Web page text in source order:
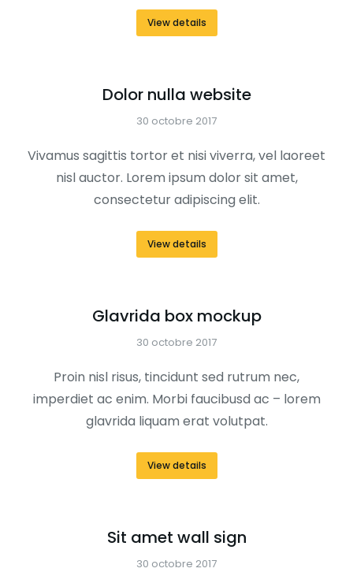
View details
Dolor nulla website
30 octobre 2017
Vivamus sagittis tortor et nisi viverra, vel laoreet
nisl auctor. Lorem ipsum dolor sit amet,
consectetur adipiscing elit.
View details
Glavrida box mockup
30 octobre 2017
Proin nisl risus, tincidunt sed rutrum nec,
imperdiet ac enim. Morbi faucibusd ac – lorem
glavrida liquam erat volutpat.
View details
Sit amet wall sign
30 octobre 2017